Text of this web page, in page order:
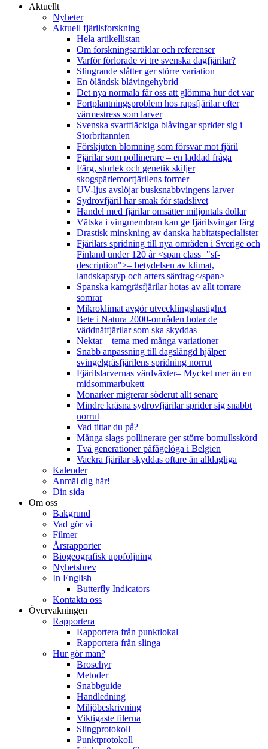
Aktuellt
Nyheter
Aktuell fjärilsforskning
Hela artikellistan
Om forskningsartiklar och referenser
Varför förlorade vi tre svenska dagfjärilar?
Slingrande slåtter ger större variation
En öländsk blåvingehybrid
Det nya normala får oss att glömma hur det var
Fortplantningsproblem hos rapsfjärilar efter
värmestress som larver
Svenska svartfläckiga blåvingar sprider sig i
Storbritannien
Förskjuten blomning som försvar mot fjäril
Fjärilar som pollinerare – en laddad fråga
Färg, storlek och genetik skiljer
skogspärlemorfjärilens former
UV-ljus avslöjar busksnabbvingens larver
Sydrovfjäril har smak för stadslivet
Handel med fjärilar omsätter miljontals dollar
Vätska i vingmembran kan ge fjärilsvingar färg
Drastisk minskning av danska habitatspecialister
Fjärilars spridning till nya områden i Sverige och
Finland under 120 år <span class="sf-
description">– betydelsen av klimat,
landskapstyp och arters särdrag</span>
Spanska kamgräsfjärilar hotas av allt torrare
somrar
Mikroklimat avgör utvecklingshastighet
Bete i Natura 2000-områden hotar de
väddnätfjärilar som ska skyddas
Nektar – tema med många variationer
Snabb anpassning till dagslängd hjälper
svingelgräsfjärilens spridning norrut
Fjärilslarvernas värdväxter– Mycket mer än en
midsommarbukett
Monarker migrerar söderut allt senare
Mindre kräsna sydrovfjärilar sprider sig snabbt
norrut
Vad tittar du på?
Många slags pollinerare ger större bomullsskörd
Två generationer påfågelöga i Belgien
Vackra fjärilar skyddas oftare än alldagliga
Kalender
Anmäl dig här!
Din sida
Om oss
Bakgrund
Vad gör vi
Filmer
Årsrapporter
Biogeografisk uppföljning
Nyhetsbrev
In English
Butterfly Indicators
Kontakta oss
Övervakningen
Rapportera
Rapportera från punktlokal
Rapportera från slinga
Hur gör man?
Broschyr
Metoder
Snabbguide
Handledning
Miljöbeskrivning
Viktigaste filerna
Slingprotokoll
Punktprotokoll